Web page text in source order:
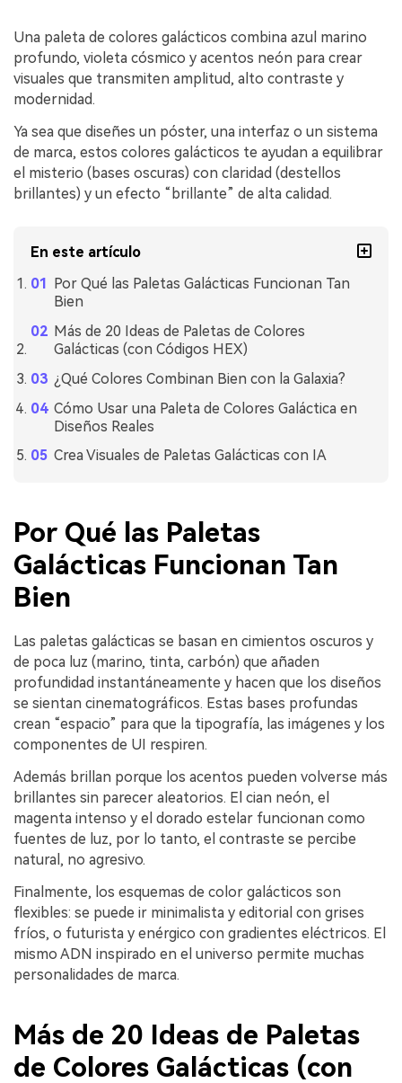
Una paleta de colores galácticos combina azul marino
profundo, violeta cósmico y acentos neón para crear
visuales que transmiten amplitud, alto contraste y
modernidad.
Ya sea que diseñes un póster, una interfaz o un sistema
de marca, estos colores galácticos te ayudan a equilibrar
el misterio (bases oscuras) con claridad (destellos
brillantes) y un efecto “brillante” de alta calidad.
En este artículo
Por Qué las Paletas Galácticas Funcionan Tan
Bien
Más de 20 Ideas de Paletas de Colores
Galácticas (con Códigos HEX)
¿Qué Colores Combinan Bien con la Galaxia?
Cómo Usar una Paleta de Colores Galáctica en
Diseños Reales
Crea Visuales de Paletas Galácticas con IA
Por Qué las Paletas
Galácticas Funcionan Tan
Bien
Las paletas galácticas se basan en cimientos oscuros y
de poca luz (marino, tinta, carbón) que añaden
profundidad instantáneamente y hacen que los diseños
se sientan cinematográficos. Estas bases profundas
crean “espacio” para que la tipografía, las imágenes y los
componentes de UI respiren.
Además brillan porque los acentos pueden volverse más
brillantes sin parecer aleatorios. El cian neón, el
magenta intenso y el dorado estelar funcionan como
fuentes de luz, por lo tanto, el contraste se percibe
natural, no agresivo.
Finalmente, los esquemas de color galácticos son
flexibles: se puede ir minimalista y editorial con grises
fríos, o futurista y enérgico con gradientes eléctricos. El
mismo ADN inspirado en el universo permite muchas
personalidades de marca.
Más de 20 Ideas de Paletas
de Colores Galácticas (con